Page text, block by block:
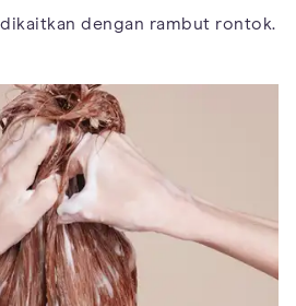
dengan rambut rontok.